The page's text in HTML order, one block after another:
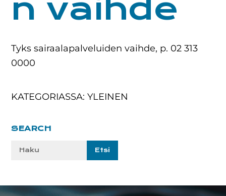
n vaihde
Tyks sairaalapalveluiden vaihde, p. 02 313
0000
KATEGORIASSA: YLEINEN
Ensisijainen
SEARCH
Etsi